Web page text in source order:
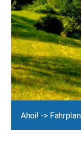
Ahoi! -> Fahrplan